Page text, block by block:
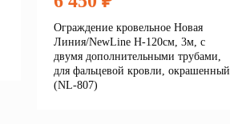
Ограждение кровельное Новая
Линия/NewLine H-120см, 3м, с
двумя дополнительными трубами,
для фальцевой кровли, окрашенный
(NL-807)